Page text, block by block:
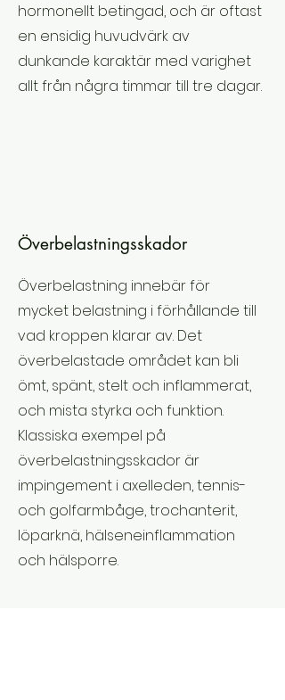
hormonellt betingad, och är oftast
en ensidig huvudvärk av
dunkande karaktär med varighet
allt från några timmar till tre dagar.
Överbelastningsskador
Överbelastning innebär för
mycket belastning i förhållande till
vad kroppen klarar av. Det
överbelastade området kan bli
ömt, spänt, stelt och inflammerat,
och mista styrka och funktion.
Klassiska exempel på
överbelastningsskador är
impingement i axelleden, tennis-
och golfarmbåge, trochanterit,
löparknä, hälseneinflammation
och hälsporre.